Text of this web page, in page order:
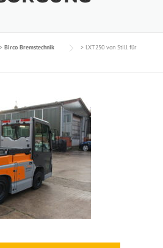
> Birco Bremstechnik > LXT250 von Still für